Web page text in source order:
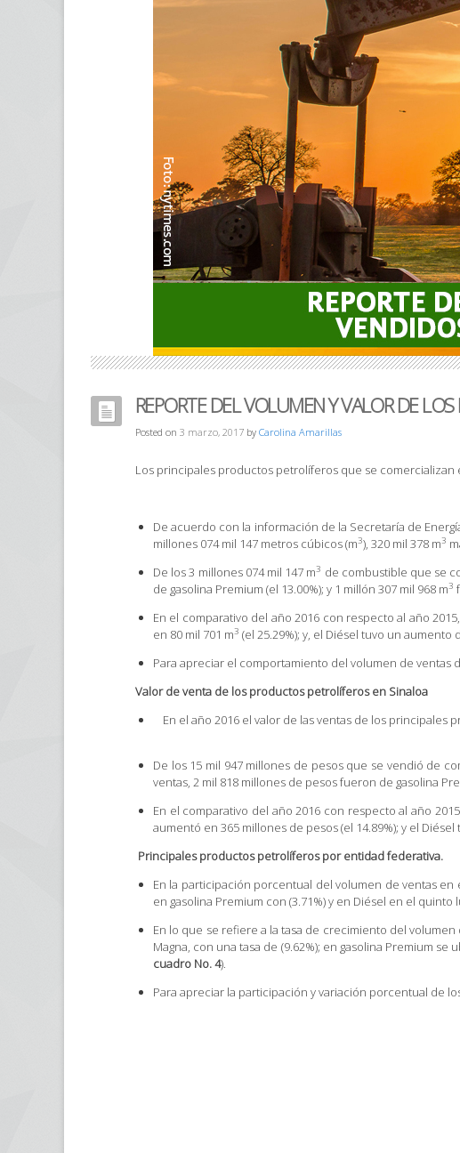
REPORTE DEL VOLUMEN Y VALOR DE
Posted on 3 marzo, 2017 by Carolina Amarillas
Los principales productos petrolíferos que se comercializan
De acuerdo con la información de la Secretaría de
millones 074 mil 147 metros cúbicos (m3), 320 mil 378 m3
De los 3 millones 074 mil 147 m3 de combustible que se
de gasolina Premium (el 13.00%); y 1 millón 307 mil 968 m3
En el comparativo del año 2016 con respecto al año
en 80 mil 701 m3 (el 25.29%); y, el Diésel tuvo un aumento
Para apreciar el comportamiento del volumen de
Valor de venta de los productos petrolíferos en Sinaloa
En el año 2016 el valor de las ventas de los
De los 15 mil 947 millones de pesos que se vendió de
ventas, 2 mil 818 millones de pesos fueron de gasolina
En el comparativo del año 2016 con respecto al año
aumentó en 365 millones de pesos (el 14.89%); y el
Principales productos petrolíferos por entidad federativa.
En la participación porcentual del volumen de ventas en
en gasolina Premium con (3.71%) y en Diésel en el quinto
En lo que se refiere a la tasa de crecimiento del
Magna, con una tasa de (9.62%); en gasolina Premium
cuadro No. 4).
Para apreciar la participación y variación porcentual de